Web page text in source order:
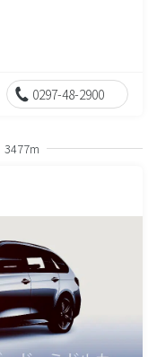
0297-48-2900
3477m